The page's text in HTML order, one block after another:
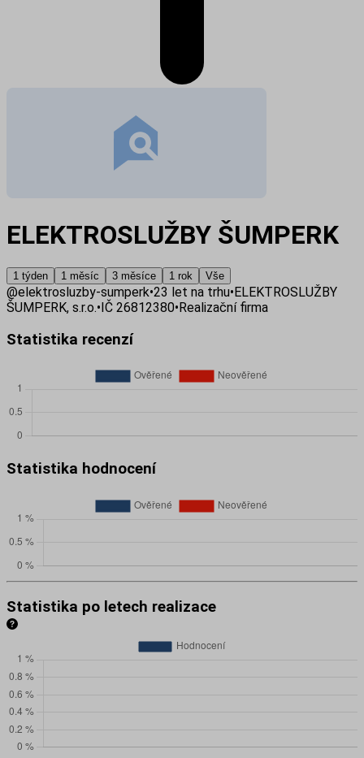
ELEKTROSLUŽBY ŠUMPERK
1 týden 1 měsíc 3 měsíce 1 rok Vše
@elektrosluzby-sumperk•23 let na trhu•ELEKTROSLUŽBY
ŠUMPERK, s.r.o.•IČ 26812380•Realizační firma
Statistika recenzí
Statistika hodnocení
Statistika po letech realizace